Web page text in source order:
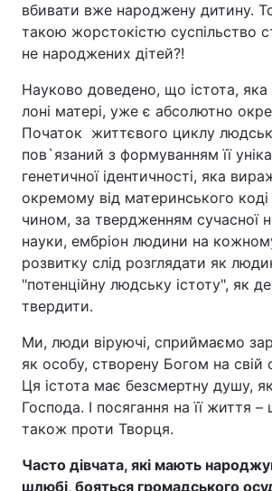
вбивати вже народжену дитину.
такою жорстокістю суспільство
не народжених дітей?!
Науково доведено, що істота, яка
лоні матері, уже є абсолютно
Початок життєвого циклу
пов`язаний з формуванням її
генетичної ідентичності, яка
окремому від материнського
чином, за твердженням сучасної
науки, ембріон людини на
розвитку слід розглядати як
"потенційну людську істоту", як
твердити.
Ми, люди віруючі, сприймаємо
як особу, створену Богом на свій
Ця істота має безсмертну душу,
Господа. І посягання на її життя –
також проти Творця.
Часто дівчата, які мають
шлюбі, бояться громадського